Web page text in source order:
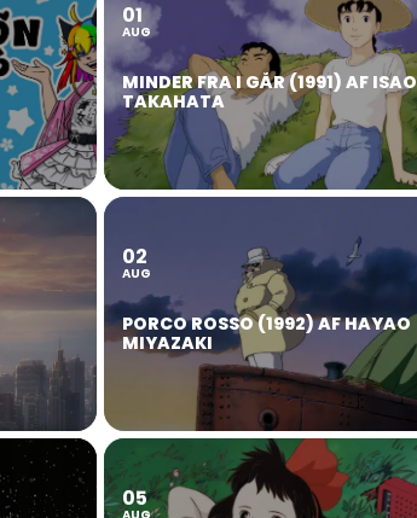
01
AUG
MINDER FRA I GÅR (1991) AF ISAO
TAKAHATA
02
AUG
PORCO ROSSO (1992) AF HAYAO
MIYAZAKI
05